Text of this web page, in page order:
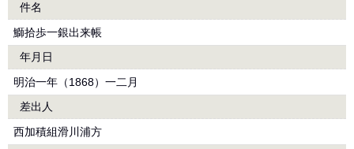
件名
鰤拾歩一銀出来帳
年月日
明治一年（1868）一二月
差出人
西加積組滑川浦方